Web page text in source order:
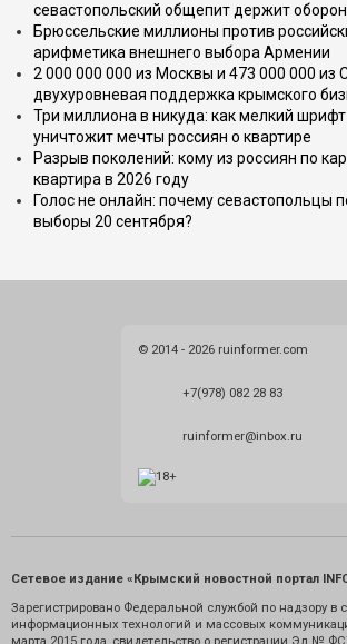
севастопольский общепит держит
Брюссельские миллионы против
арифметика внешнего выбора Армении
2 000 000 000 из Москвы и 473 000 000 из
двухуровневая поддержка крымского
Три миллиона в никуда: как мелкий
уничтожит мечты россиян о квартире
Разрыв поколений: кому из россиян по
квартира в 2026 году
Голос не онлайн: почему севастопольцы
выборы 20 сентября?
© 2014 - 2026 ruinformer.com
+7(978) 082 28 83
ruinformer@inbox.ru
Сетевое издание «Крымский новостной портал
Зарегистрировано Федеральной службой по надзору в
информационных технологий и массовых